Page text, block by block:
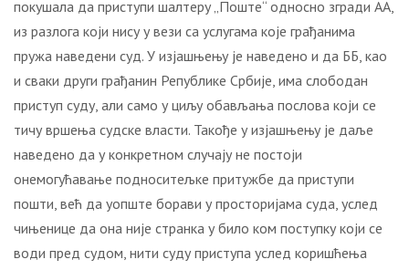
покушала да приступи шалтеру „Поште“ односно згради АА,
из разлога који нису у вези са услугама које грађанима
пружа наведени суд. У изјашњењу је наведено и да ББ, као
и сваки други грађанин Републике Србије, има слободан
приступ суду, али само у циљу обављања послова који се
тичу вршења судске власти. Такође у изјашњењу је даље
наведено да у конкретном случају не постоји
онемогућавање подноситељке притужбе да приступи
пошти, већ да уопште борави у просторијама суда, услед
чињенице да она није странка у било ком поступку који се
води пред судом, нити суду приступа услед коришћења